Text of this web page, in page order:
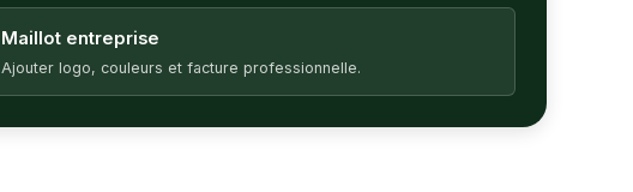
Maillot entreprise
Ajouter logo, couleurs et facture professionnelle.